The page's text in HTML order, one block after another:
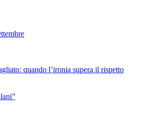
quando l’ironia supera il rispetto